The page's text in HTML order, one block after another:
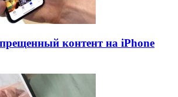
контент на iPhone